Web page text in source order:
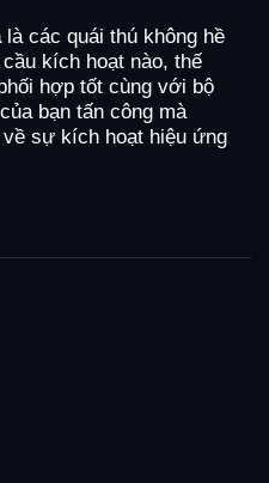
là các quái thú không hề
kích hoạt nào, thế
hợp tốt cùng với bộ
bạn tấn công mà
sự kích hoạt hiệu ứng